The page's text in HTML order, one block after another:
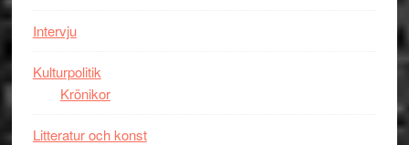
Intervju
Kulturpolitik
Krönikor
Litteratur och konst